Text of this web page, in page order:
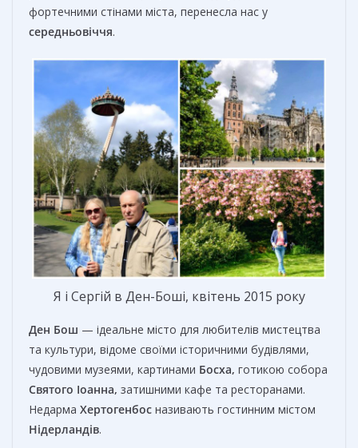
фортечними стінами міста, перенесла нас у
середньовіччя.
Я і Сергій в Ден-Боші, квітень 2015 року
Ден Бош — ідеальне місто для любителів мистецтва
та культури, відоме своїми історичними будівлями,
чудовими музеями, картинами Босха, готикою собора
Святого Іоанна, затишними кафе та ресторанами.
Недарма Хертогенбос називають гостинним містом
Нідерландів.